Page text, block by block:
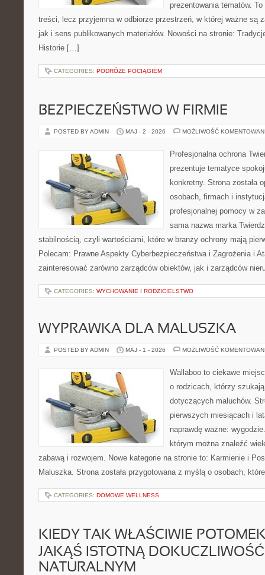
prezentowania tematów.
treści, lecz przyjemna w odbiorze przestrzeń, w której ważne są
jak i sens publikowanych materiałów. Nowości na stronie:
Historie […]
CATEGORIES: PODRÓŻE POCIĄGIEM
BEZPIECZEŃSTWO W FIRMIE
POSTED BY ADMIN MAJ - 2 - 2026 MOŻLIWOŚĆ
Profesjonalna ochrona
prezentuje tematyce
konkretny. Strona została
osobach, firmach i
profesjonalnej pomocy w
sama nazwa marka
stabilnością, czyli wartościami, które w branży ochrony mają
Polecam: Prawne Aspekty Cyberbezpieczeństwa i Zagrożenia i
zainteresować zarówno zarządców obiektów, jak i zarządców
CATEGORIES: WYCHOWANIE I RODZICIELSTWO
WYPRAWKA DLA MALUSZKA
POSTED BY ADMIN MAJ - 1 - 2026 MOŻLIWOŚĆ
Wallaboo to ciekawe
o rodzicach, którzy
dotyczących maluchów.
pierwszych miesiącach i
naprawdę ważne:
którym można znaleźć
zabawą i rozwojem. Nowe kategorie na stronie to: Karmienie i
Maluszka. Strona została przygotowana z myślą o osobach,
CATEGORIES: DOMOWE WELLNESS
KIEDY TAK WŁAŚCIWIE
JAKĄŚ ISTOTNĄ DOKUCZLIWOŚĆ
NATURALNYM